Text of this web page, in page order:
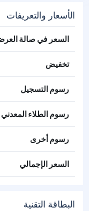
الأسعار والتعريفات
السعر في صالة
تخفيض
رسوم التسجيل
رسوم الطلاء المعدني
رسوم أخرى
السعر الإجمالي
البطاقة التقنية